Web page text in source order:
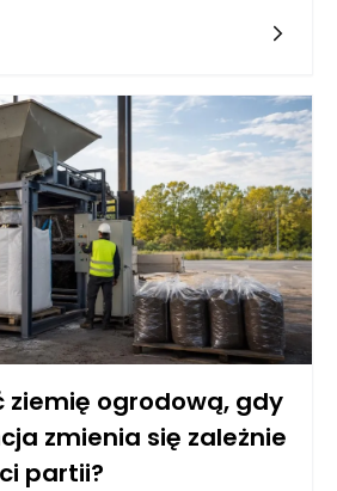
cieszą się największym
jakie zmiany mogą być wdrożone,
rynku. W tym kontekście maszyny
muszą być odpowiednio
mogły obsługiwać różnorodne
jednocześnie wysoką jakość
ziemię ogrodową, gdy
zmienia się zależnie
partii?